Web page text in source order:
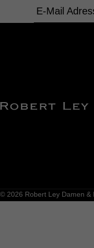
E-Mail
© 2026 Robert Ley Damen &